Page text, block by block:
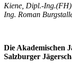
Kiene, Dipl.-
Ing. Roman
Die Akademischen
Salzburger